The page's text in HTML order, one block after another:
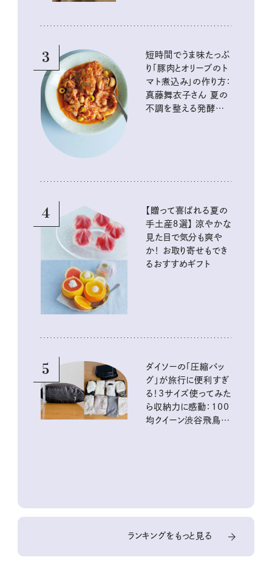
3
短時間でうま味たっぷ
り「豚肉とオリーブのト
マト煮込み」の作り方：
真藤舞衣子さん 夏の
不調を整える発酵レ
4
【贈って喜ばれる夏の
手土産８選】 涼やかな
見た目で気分も爽や
か！ お取り寄せもでき
るおすすめギフト
5
ダイソーの「圧縮バッ
グ」が旅行に便利すぎ
る！3サイズ使ってみた
ら収納力に感動：100
均クイーン渋谷飛鳥の
ランキングをもっと見る